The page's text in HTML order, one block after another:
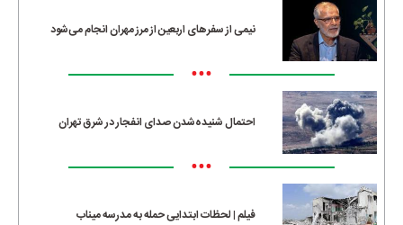
نیمی از سفرهای اربعین از مرز مهران انجام می‌شود
•••
احتمال شنیده‌شدن صدای انفجار در شرق تهران
•••
فیلم | لحظات ابتدایی حمله به مدرسه میناب